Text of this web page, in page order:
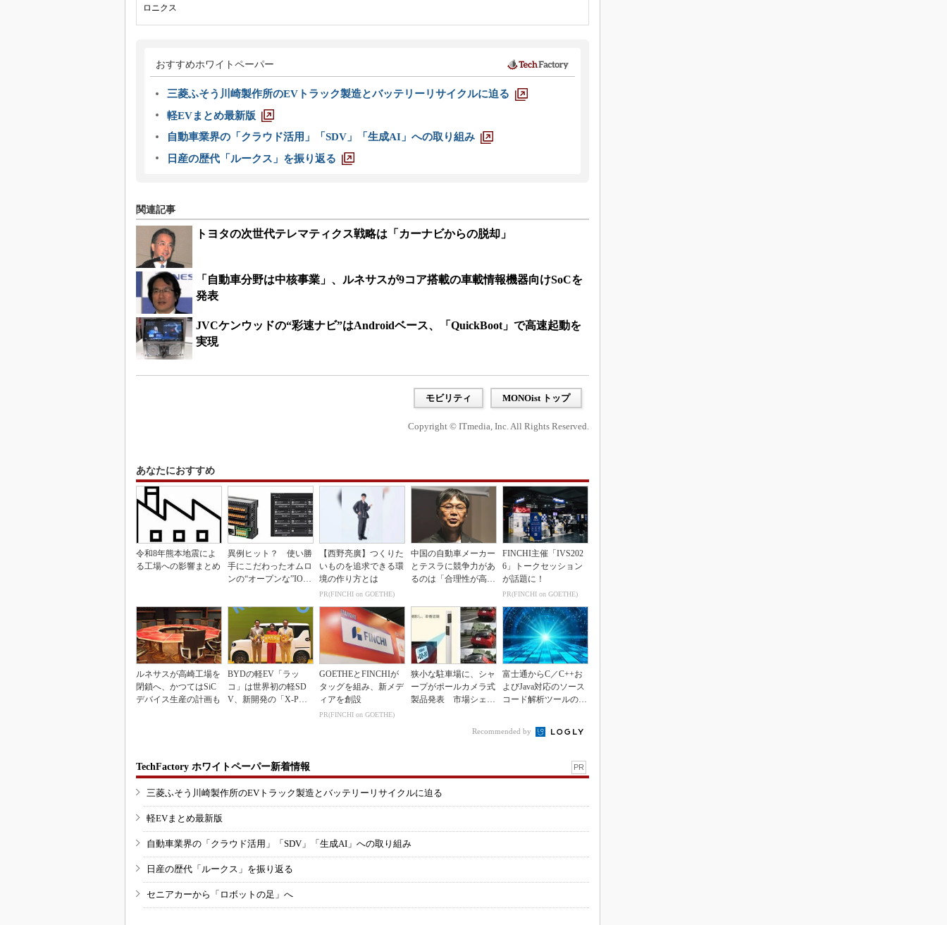
ロニクス
おすすめホワイトペーパー
三菱ふそう川崎製作所のEVトラック製造とバッテリーリサイクルに迫る
軽EVまとめ最新版
自動車業界の「クラウド活用」「SDV」「生成AI」への取り組み
日産の歴代「ルークス」を振り返る
関連記事
トヨタの次世代テレマティクス戦略は「カーナビからの脱却」
「自動車分野は中核事業」、ルネサスが9コア搭載の車載情報機器向けSoCを
発表
JVCケンウッドの“彩速ナビ”はAndroidベース、「QuickBoot」で高速起動を
実現
モビリティ MONOist トップ
Copyright © ITmedia, Inc. All Rights Reserved.
あなたにおすすめ
令和8年熊本地震によ
る工場への影響まとめ
異例ヒット？ 使い勝
手にこだわったオムロ
ンの“オープンな”IO-L
【西野亮廣】つくりた
いものを追求できる環
境の作り方とは
PR(FINCHI on GOETHE)
中国の自動車メーカー
とテスラに競争力があ
るのは「合理性が高
FINCHI主催「IVS202
6」トークセッション
が話題に！
PR(FINCHI on GOETHE)
ルネサスが高崎工場を
閉鎖へ、かつてはSiC
デバイス生産の計画も
BYDの軽EV「ラッ
コ」は世界初の軽SD
V、新開発の「X-PAC
GOETHEとFINCHIが
タッグを組み、新メデ
ィアを創設
PR(FINCHI on GOETHE)
狭小な駐車場に、シャ
ープがポールカメラ式
製品発表 市場シェア
富士通からC／C++お
よびJava対応のソース
コード解析ツールの資
Recommended by
TechFactory ホワイトペーパー新着情報 PR
三菱ふそう川崎製作所のEVトラック製造とバッテリーリサイクルに迫る
軽EVまとめ最新版
自動車業界の「クラウド活用」「SDV」「生成AI」への取り組み
日産の歴代「ルークス」を振り返る
セニアカーから「ロボットの足」へ